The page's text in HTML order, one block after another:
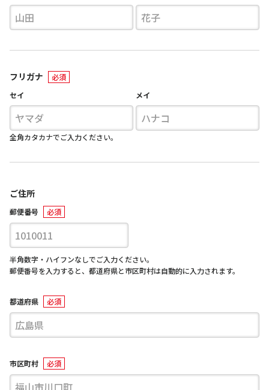
フリガナ
セイ メイ
全角カタカナでご入力ください。
ご住所
郵便番号
半角数字・ハイフンなしでご入力ください。
郵便番号を入力すると、都道府県と市区町村は自動的に入力されます。
都道府県
市区町村